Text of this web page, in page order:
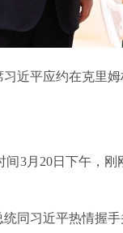
近平应约在克里姆
月20日下午，刚
习近平热情握手